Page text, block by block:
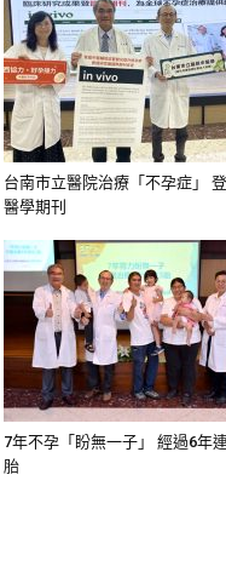
台南市立醫院治療「不孕症」
醫學期刊
7年不孕「盼無一子」 經過6年
胎